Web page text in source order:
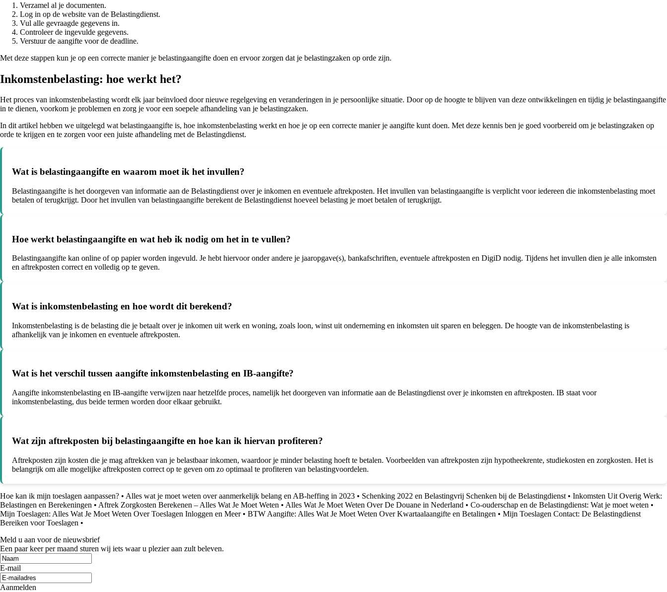
Verzamel al je documenten.
Log in op de website van de Belastingdienst.
Vul alle gevraagde gegevens in.
Controleer de ingevulde gegevens.
Verstuur de aangifte voor de deadline.
Met deze stappen kun je op een correcte manier je belastingaangifte doen en ervoor zorgen dat je belastingzaken op orde zijn.
Inkomstenbelasting: hoe werkt het?
Het proces van inkomstenbelasting wordt elk jaar beïnvloed door nieuwe regelgeving en veranderingen in je persoonlijke situatie. Door op de hoogte te blijven van deze ontwikkelingen en tijdig je belastingaangifte
in te dienen, voorkom je problemen en zorg je voor een soepele afhandeling van je belastingzaken.
In dit artikel hebben we uitgelegd wat belastingaangifte is, hoe inkomstenbelasting werkt en hoe je op een correcte manier je aangifte kunt doen. Met deze kennis ben je goed voorbereid om je belastingzaken op
orde te krijgen en te zorgen voor een juiste afhandeling met de Belastingdienst.
Wat is belastingaangifte en waarom moet ik het invullen?
Belastingaangifte is het doorgeven van informatie aan de Belastingdienst over je inkomen en eventuele aftrekposten. Het invullen van belastingaangifte is verplicht voor iedereen die inkomstenbelasting moet
betalen of terugkrijgt. Door het invullen van belastingaangifte berekent de Belastingdienst hoeveel belasting je moet betalen of terugkrijgt.
Hoe werkt belastingaangifte en wat heb ik nodig om het in te vullen?
Belastingaangifte kan online of op papier worden ingevuld. Je hebt hiervoor onder andere je jaaropgave(s), bankafschriften, eventuele aftrekposten en DigiD nodig. Tijdens het invullen dien je alle inkomsten
en aftrekposten correct en volledig op te geven.
Wat is inkomstenbelasting en hoe wordt dit berekend?
Inkomstenbelasting is de belasting die je betaalt over je inkomen uit werk en woning, zoals loon, winst uit onderneming en inkomsten uit sparen en beleggen. De hoogte van de inkomstenbelasting is
afhankelijk van je inkomen en eventuele aftrekposten.
Wat is het verschil tussen aangifte inkomstenbelasting en IB-aangifte?
Aangifte inkomstenbelasting en IB-aangifte verwijzen naar hetzelfde proces, namelijk het doorgeven van informatie aan de Belastingdienst over je inkomsten en aftrekposten. IB staat voor
inkomstenbelasting, dus beide termen worden door elkaar gebruikt.
Wat zijn aftrekposten bij belastingaangifte en hoe kan ik hiervan profiteren?
Aftrekposten zijn kosten die je mag aftrekken van je belastbaar inkomen, waardoor je minder belasting hoeft te betalen. Voorbeelden van aftrekposten zijn hypotheekrente, studiekosten en zorgkosten. Het is
belangrijk om alle mogelijke aftrekposten correct op te geven om zo optimaal te profiteren van belastingvoordelen.
Hoe kan ik mijn toeslagen aanpassen? • Alles wat je moet weten over aanmerkelijk belang en AB-heffing in 2023 • Schenking 2022 en Belastingvrij Schenken bij de Belastingdienst • Inkomsten Uit Overig Werk:
Belastingen en Berekeningen • Aftrek Zorgkosten Berekenen – Alles Wat Je Moet Weten • Alles Wat Je Moet Weten Over De Douane in Nederland • Co-ouderschap en de Belastingdienst: Wat je moet weten •
Mijn Toeslagen: Alles Wat Je Moet Weten Over Toeslagen Inloggen en Meer• BTW Aangifte: Alles Wat Je Moet Weten Over Kwartaalaangifte en Betalingen • Mijn Toeslagen Contact: De Belastingdienst
Bereiken voor Toeslagen •
Meld u aan voor de nieuwsbrief
Een paar keer per maand sturen wij iets waar u plezier aan zult beleven.
E-mail
Aanmelden